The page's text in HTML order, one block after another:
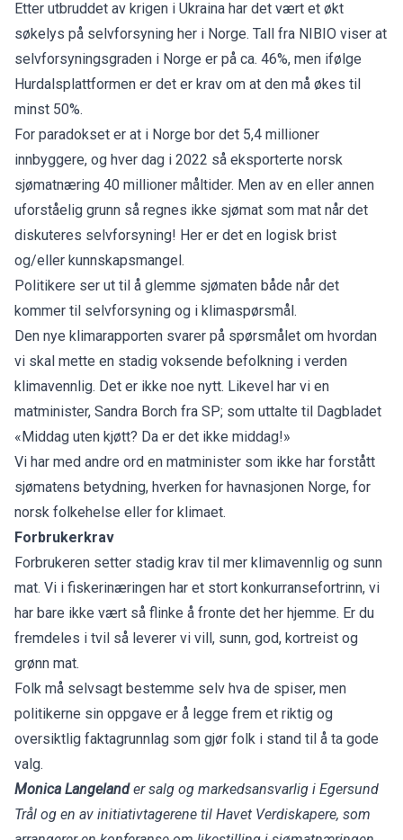
Etter utbruddet av krigen i Ukraina har det vært et økt
søkelys på selvforsyning her i Norge. Tall fra NIBIO viser at
selvforsyningsgraden i Norge er på ca. 46%, men ifølge
Hurdalsplattformen er det er krav om at den må økes til
minst 50%.
For paradokset er at i Norge bor det 5,4 millioner
innbyggere, og hver dag i 2022 så eksporterte norsk
sjømatnæring 40 millioner måltider. Men av en eller annen
uforståelig grunn så regnes ikke sjømat som mat når det
diskuteres selvforsyning! Her er det en logisk brist
og/eller kunnskapsmangel.
Politikere ser ut til å glemme sjømaten både når det
kommer til selvforsyning og i klimaspørsmål.
Den nye klimarapporten svarer på spørsmålet om hvordan
vi skal mette en stadig voksende befolkning i verden
klimavennlig. Det er ikke noe nytt. Likevel har vi en
matminister, Sandra Borch fra SP; som uttalte til Dagbladet
«Middag uten kjøtt? Da er det ikke middag!»
Vi har med andre ord en matminister som ikke har forstått
sjømatens betydning, hverken for havnasjonen Norge, for
norsk folkehelse eller for klimaet.
Forbrukerkrav
Forbrukeren setter stadig krav til mer klimavennlig og sunn
mat. Vi i fiskerinæringen har et stort konkurransefortrinn, vi
har bare ikke vært så flinke å fronte det her hjemme. Er du
fremdeles i tvil så leverer vi vill, sunn, god, kortreist og
grønn mat.
Folk må selvsagt bestemme selv hva de spiser, men
politikerne sin oppgave er å legge frem et riktig og
oversiktlig faktagrunnlag som gjør folk i stand til å ta gode
valg.
Monica Langelander salg og markedsansvarlig i Egersund
Trål og en av initiativtagerene til Havet Verdiskapere, som